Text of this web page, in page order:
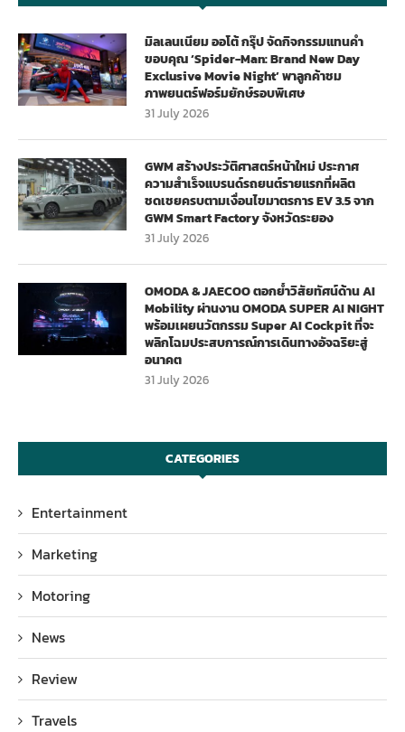
มิลเลนเนียม ออโต้ กรุ๊ป จัดกิจกรรมแทนคำ
ขอบคุณ ‘Spider-Man: Brand New Day
Exclusive Movie Night’ พาลูกค้าชม
ภาพยนตร์ฟอร์มยักษ์รอบพิเศษ
31 July 2026
GWM สร้างประวัติศาสตร์หน้าใหม่ ประกาศ
ความสำเร็จแบรนด์รถยนต์รายแรกที่ผลิต
ชดเชยครบตามเงื่อนไขมาตรการ EV 3.5 จาก
GWM Smart Factory จังหวัดระยอง
31 July 2026
OMODA & JAECOO ตอกย้ำวิสัยทัศน์ด้าน AI
Mobility ผ่านงาน OMODA SUPER AI NIGHT
พร้อมเผยนวัตกรรม Super AI Cockpit ที่จะ
พลิกโฉมประสบการณ์การเดินทางอัจฉริยะสู่
อนาคต
31 July 2026
CATEGORIES
Entertainment
Marketing
Motoring
News
Review
Travels